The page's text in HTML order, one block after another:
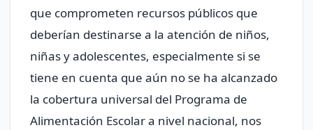
que comprometen recursos públicos que
deberían destinarse a la atención de niños,
niñas y adolescentes, especialmente si se
tiene en cuenta que aún no se ha alcanzado
la cobertura universal del Programa de
Alimentación Escolar a nivel nacional, nos